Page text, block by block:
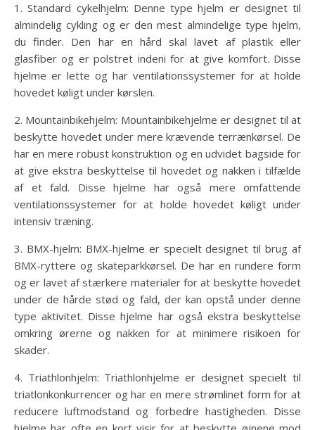
1. Standard cykelhjelm: Denne type hjelm er designet til
almindelig cykling og er den mest almindelige type hjelm,
du finder. Den har en hård skal lavet af plastik eller
glasfiber og er polstret indeni for at give komfort. Disse
hjelme er lette og har ventilationssystemer for at holde
hovedet køligt under kørslen.
2. Mountainbikehjelm: Mountainbikehjelme er designet til at
beskytte hovedet under mere krævende terrænkørsel. De
har en mere robust konstruktion og en udvidet bagside for
at give ekstra beskyttelse til hovedet og nakken i tilfælde
af et fald. Disse hjelme har også mere omfattende
ventilationssystemer for at holde hovedet køligt under
intensiv træning.
3. BMX-hjelm: BMX-hjelme er specielt designet til brug af
BMX-ryttere og skateparkkørsel. De har en rundere form
og er lavet af stærkere materialer for at beskytte hovedet
under de hårde stød og fald, der kan opstå under denne
type aktivitet. Disse hjelme har også ekstra beskyttelse
omkring ørerne og nakken for at minimere risikoen for
skader.
4. Triathlonhjelm: Triathlonhjelme er designet specielt til
triatlonkonkurrencer og har en mere strømlinet form for at
reducere luftmodstand og forbedre hastigheden. Disse